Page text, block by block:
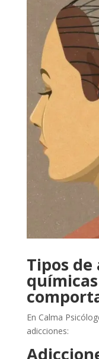
Tipos de
En Calma
adicciones: